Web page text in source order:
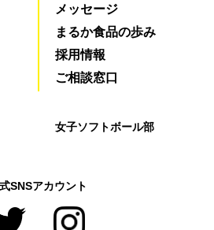
メッセージ
まるか食品の歩み
採用情報
ご相談窓口
SNSアカウント
女子ソフトボール部